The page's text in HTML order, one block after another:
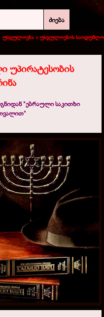
ძიება
უსჯულოება > უსჯულოების საიდუმლო
უპირატესობის
"ებრაული საკითხი